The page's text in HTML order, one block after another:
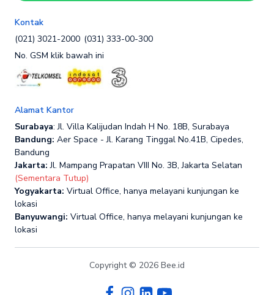
Kontak
(021) 3021-2000 (031) 333-00-300
No. GSM klik bawah ini
Alamat Kantor
Surabaya: Jl. Villa Kalijudan Indah H No. 18B, Surabaya
Bandung: Aer Space - Jl. Karang Tinggal No.41B, Cipedes,
Bandung
Jakarta: Jl. Mampang Prapatan VIII No. 3B, Jakarta Selatan
(Sementara Tutup)
Yogyakarta: Virtual Office, hanya melayani kunjungan ke
lokasi
Banyuwangi: Virtual Office, hanya melayani kunjungan ke
lokasi
Copyright © 2026 Bee.id